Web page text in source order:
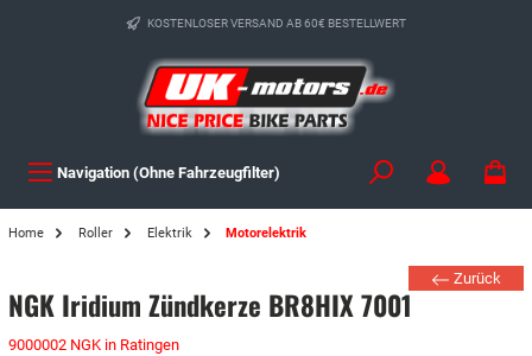
KOSTENLOSER VERSAND AB 60€ BESTELLWERT
Navigation (Ohne Fahrzeugfilter)
Home Roller Elektrik Motorelektrik
Zurück
NGK Iridium Zündkerze BR8HIX 7001
9000002 NGK in Ratingen